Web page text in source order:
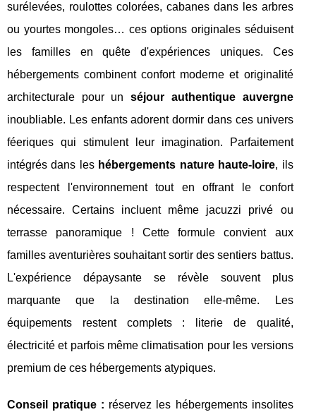
surélevées, roulottes colorées, cabanes dans les arbres
ou yourtes mongoles… ces options originales séduisent
les familles en quête d'expériences uniques. Ces
hébergements combinent confort moderne et originalité
architecturale pour unséjour authentique auvergne
inoubliable. Les enfants adorent dormir dans ces univers
féeriques qui stimulent leur imagination. Parfaitement
intégrés dans les hébergements nature haute-loire, ils
respectent l'environnement tout en offrant le confort
nécessaire. Certains incluent même jacuzzi privé ou
terrasse panoramique ! Cette formule convient aux
familles aventurières souhaitant sortir des sentiers battus.
L'expérience dépaysante se révèle souvent plus
marquante que la destination elle-même. Les
équipements restent complets : literie de qualité,
électricité et parfois même climatisation pour les versions
premium de ces hébergements atypiques.
Conseil pratique : réservez les hébergements insolites